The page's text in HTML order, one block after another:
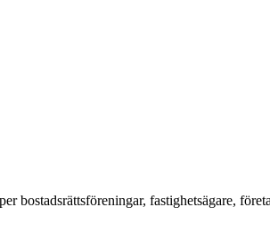
bostadsrättsföreningar, fastighetsägare,